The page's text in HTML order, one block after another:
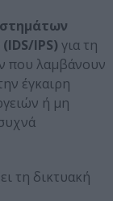
IDS/IPS) για τη
που λαμβάνουν
έγκαιρη
ή μη
τη δικτυακή